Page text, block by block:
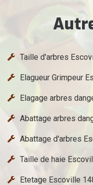
Taille d'arbres
Elagueur Grimpeur
Elagage arbres
Abattage arbres
Abattage d'arbres
Taille de haie
Etetage Escoville